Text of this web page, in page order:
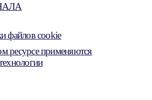
файлов cookie
ресурсе применяются